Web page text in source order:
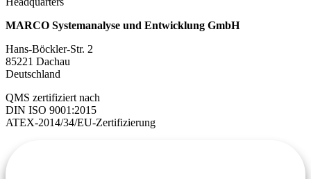
MARCO Systemanalyse und Entwicklung GmbH
Hans-Böckler-Str. 2
85221 Dachau
Deutschland
QMS zertifiziert nach
DIN ISO 9001:2015
ATEX-2014/34/EU-Zertifizierung